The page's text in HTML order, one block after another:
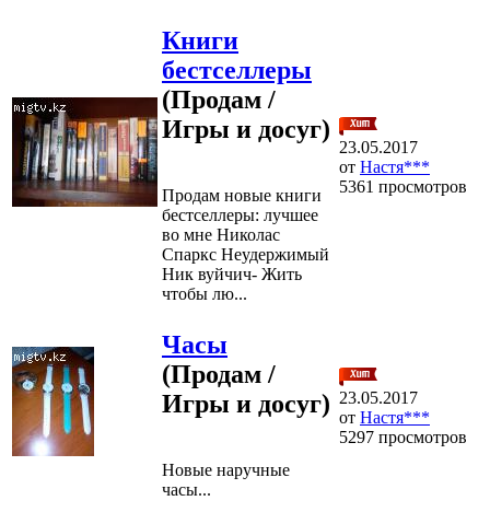
Книги
бестселлеры
(Продам /
Игры и досуг)
Продам новые книги
бестселлеры: лучшее
во мне Николас
Спаркс Неудержимый
Ник вуйчич- Жить
чтобы лю...
23.05.2017
от Настя***
5361 просмотров
Часы
(Продам /
Игры и досуг)
Новые наручные
часы...
23.05.2017
от Настя***
5297 просмотров